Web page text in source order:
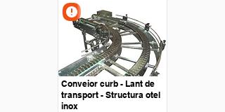
Conveior curb - Lant de
transport - Structura otel
inox